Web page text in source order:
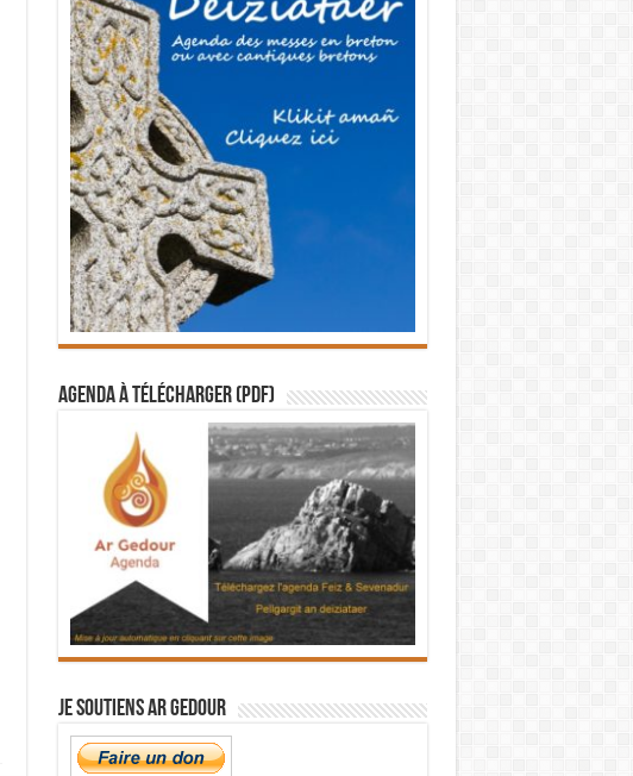
Agenda à télécharger (PDF)
Je soutiens Ar Gedour